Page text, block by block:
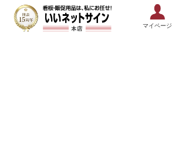
マイページ